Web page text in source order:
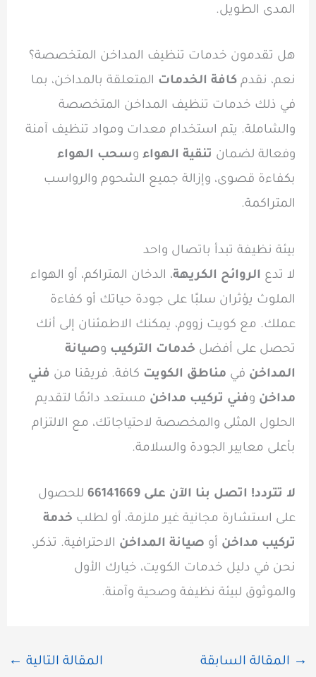
المدى الطويل.
هل تقدمون خدمات تنظيف المداخن المتخصصة؟
نعم، نقدمكافة الخدمات المتعلقة بالمداخن، بما
في ذلك خدمات تنظيف المداخن المتخصصة
والشاملة. يتم استخدام معدات ومواد تنظيف آمنة
وفعالة لضمان تنقية الهواء وسحب الهواء
بكفاءة قصوى، وإزالة جميع الشحوم والرواسب
المتراكمة.
بيئة نظيفة تبدأ باتصال واحد
لا تدع الروائح الكريهة، الدخان المتراكم، أو الهواء
الملوث يؤثران سلبًا على جودة حياتك أو كفاءة
عملك. مع كويت زووم، يمكنك الاطمئنان إلى أنك
تحصل على أفضل خدمات التركيب وصيانة
المداخن في مناطق الكويت كافة. فريقنا من فني
مداخن وفني تركيب مداخن مستعد دائمًا لتقديم
الحلول المثلى والمخصصة لاحتياجاتك، مع الالتزام
بأعلى معايير الجودة والسلامة.
لا تتردد! اتصل بنا الآن على 66141669
للحصول
على استشارة مجانية غير ملزمة، أو لطلب خدمة
تركيب مداخن أو صيانة المداخن الاحترافية. تذكر،
نحن في دليل خدمات الكويت، خيارك الأول
والموثوق لبيئة نظيفة وصحية وآمنة.
→ المقالة السابقة المقالة التالية ←